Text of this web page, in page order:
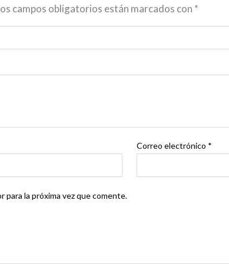
campos obligatorios están marcados con *
Correo electrónico *
para la próxima vez que comente.